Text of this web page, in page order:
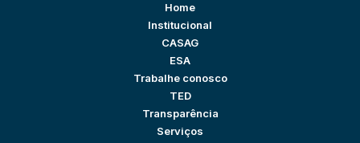
Home
Institucional
CASAG
ESA
Trabalhe conosco
TED
Transparência
Serviços